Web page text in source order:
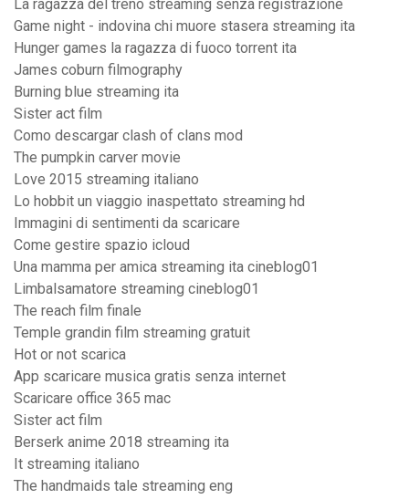
La ragazza del treno streaming senza registrazione
Game night - indovina chi muore stasera streaming ita
Hunger games la ragazza di fuoco torrent ita
James coburn filmography
Burning blue streaming ita
Sister act film
Como descargar clash of clans mod
The pumpkin carver movie
Love 2015 streaming italiano
Lo hobbit un viaggio inaspettato streaming hd
Immagini di sentimenti da scaricare
Come gestire spazio icloud
Una mamma per amica streaming ita cineblog01
Limbalsamatore streaming cineblog01
The reach film finale
Temple grandin film streaming gratuit
Hot or not scarica
App scaricare musica gratis senza internet
Scaricare office 365 mac
Sister act film
Berserk anime 2018 streaming ita
It streaming italiano
The handmaids tale streaming eng